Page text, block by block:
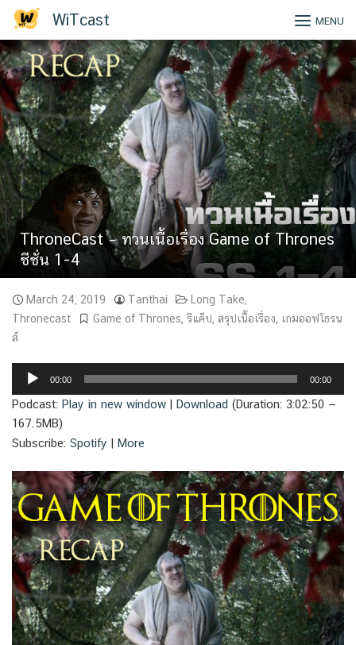
Skip
content
WiTcast MENU
ThroneCast – ทวนเนื้อเรื่อง Game of Thrones
ซีซั่น 1-4
March 24, 2019 Tanthai Long Take
Thronecast
Game of Thrones ,รีแค็ป สรุปเนื้อเรื่อง
เกมออฟโธรน
ส์
Audio
00:00 00:00
Podcast: Play in new window | Download (Duration: 3:02:50 —
167.5MB)
Subscribe: Spotify | More